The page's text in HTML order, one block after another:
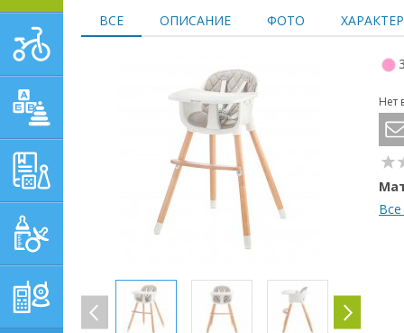
ДЕТСКИЙ СПОРТ И
ДЕТСКИЕ ИГРУШКИ
РАЗВИВАЮЩИЕ ТОВАРЫ
ГИГИЕНА, УХОД И
РОДИТЕЛЕЙ,
ПОСТЕЛЬНЫЕ
ПРИНАДЛЕЖНОСТИ
ВСЕ ОПИСАНИЕ ФОТО
Нет
Все